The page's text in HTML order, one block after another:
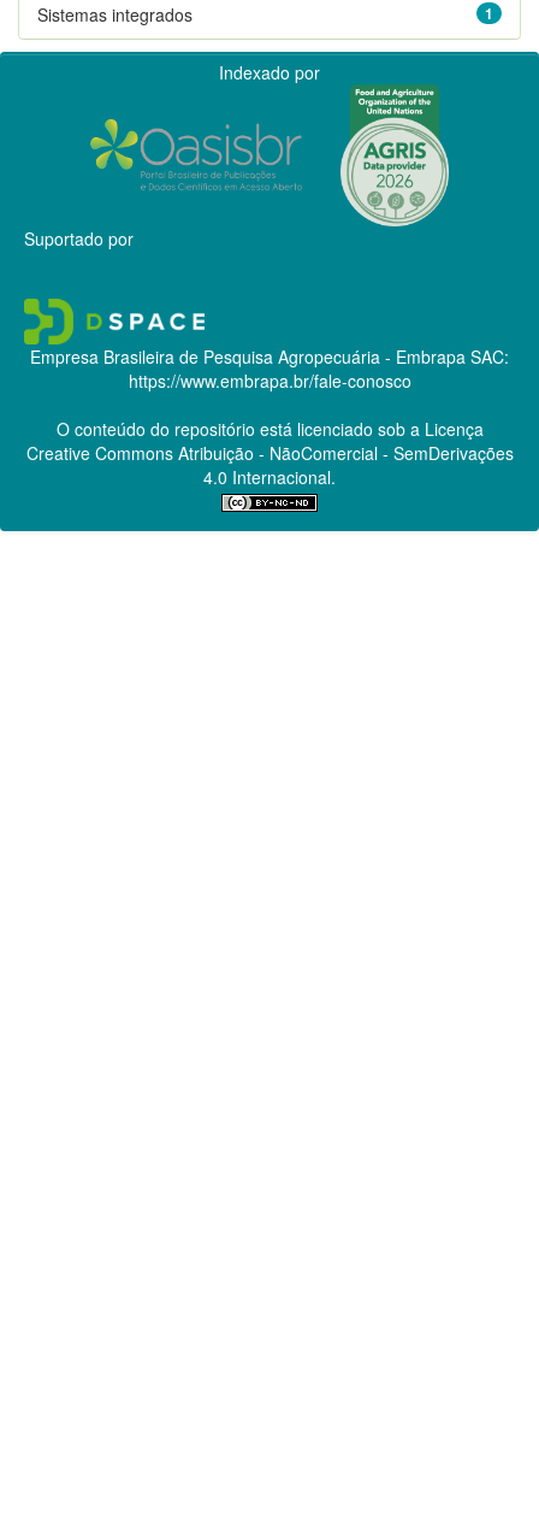
1
Sistemas integrados
Indexado por
Suportado por
Empresa Brasileira de Pesquisa Agropecuária - Embrapa SAC:
https://www.embrapa.br/fale-conosco
O conteúdo do repositório está licenciado sob a Licença
Creative CommonsAtribuição - NãoComercial - SemDerivações
4.0 Internacional.